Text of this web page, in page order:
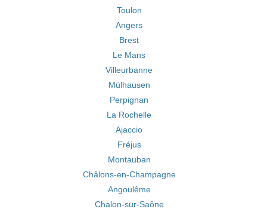
Toulon
Angers
Brest
Le Mans
Villeurbanne
Mülhausen
Perpignan
La Rochelle
Ajaccio
Fréjus
Montauban
Châlons-en-Champagne
Angoulême
Chalon-sur-Saône